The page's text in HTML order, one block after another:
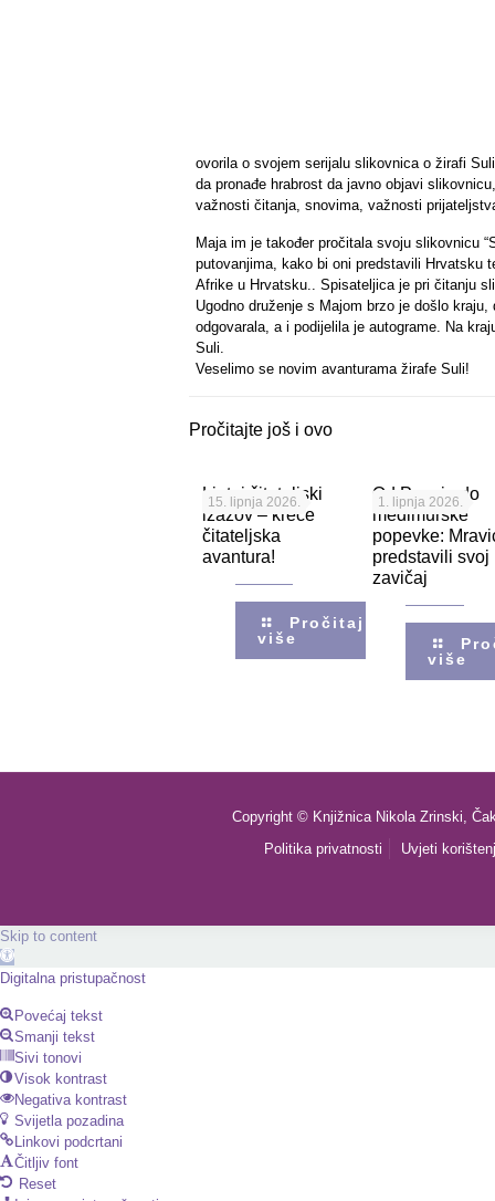
ovorila o svojem serijalu slikovnica o žirafi
da pronađe hrabrost da javno objavi
važnosti čitanja, snovima, važnosti
Maja im je također pročitala svoju slikovnicu
putovanjima, kako bi oni predstavili Hrvatsku
Afrike u Hrvatsku.. Spisateljica je pri čitanju
Ugodno druženje s Majom brzo je došlo
odgovarala, a i podijelila je autograme. Na
Suli.
Veselimo se novim avanturama žirafe Suli!
Pročitajte još i ovo
15. lipnja 2026.
Ljetni čitateljski
izazov – kreće
čitateljska
avantura!
Pročitaj
više
1. lipnja 2026.
Od Pozoja do
međimurske
popevke:
predstavili svoj
zavičaj
više
Copyright © Knjižnica Nikola Zrinski,
Politika privatnosti
Uvjeti
Skip to content
Open
toolbar
Digitalna pristupačnost
Povećaj tekst
Smanji tekst
Sivi tonovi
Visok kontrast
Negativa kontrast
Svijetla pozadina
Linkovi podcrtani
Čitljiv font
Reset